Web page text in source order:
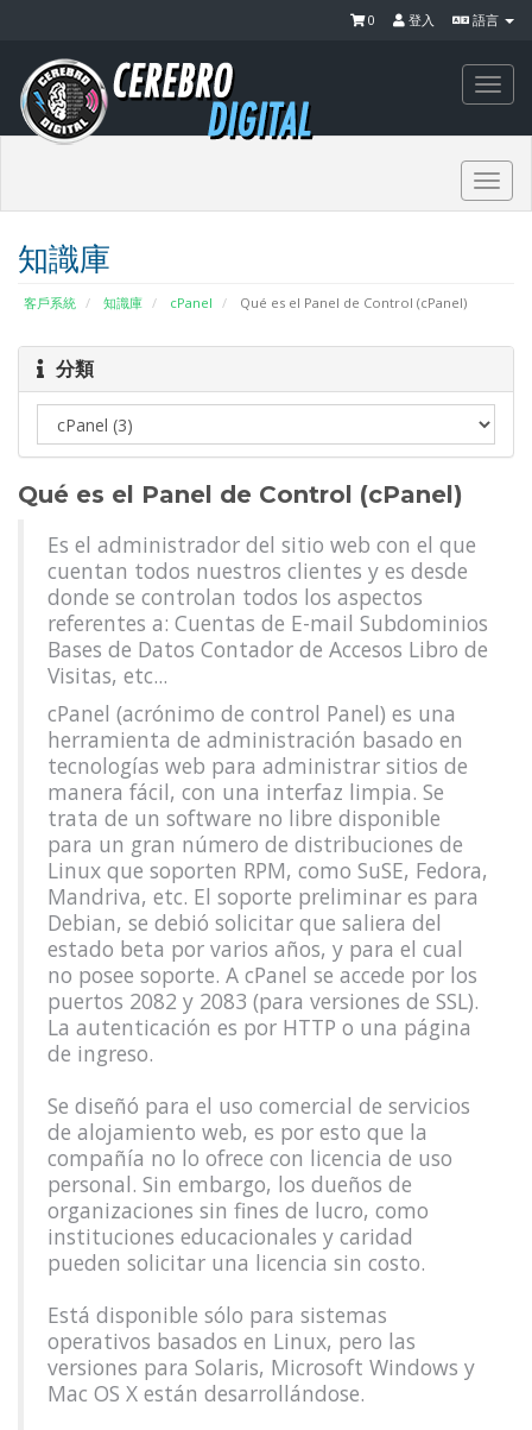
語言
登入
0
知識庫
客戶系統 知識庫 cPanel Qué es el Panel de Control (cPanel)
分類
Qué es el Panel de Control (cPanel)
Es el administrador del sitio web con el que
cuentan todos nuestros clientes y es desde
donde se controlan todos los aspectos
referentes a: Cuentas de E-mail Subdominios
Bases de Datos Contador de Accesos Libro de
Visitas, etc...
cPanel (acrónimo de control Panel) es una
herramienta de administración basado en
tecnologías web para administrar sitios de
manera fácil, con una interfaz limpia. Se
trata de un software no libre disponible
para un gran número de distribuciones de
Linux que soporten RPM, como SuSE, Fedora,
Mandriva, etc. El soporte preliminar es para
Debian, se debió solicitar que saliera del
estado beta por varios años, y para el cual
no posee soporte. A cPanel se accede por los
puertos 2082 y 2083 (para versiones de SSL).
La autenticación es por HTTP o una página
de ingreso.
Se diseñó para el uso comercial de servicios
de alojamiento web, es por esto que la
compañía no lo ofrece con licencia de uso
personal. Sin embargo, los dueños de
organizaciones sin fines de lucro, como
instituciones educacionales y caridad
pueden solicitar una licencia sin costo.
Está disponible sólo para sistemas
operativos basados en Linux, pero las
versiones para Solaris, Microsoft Windows y
Mac OS X están desarrollándose.